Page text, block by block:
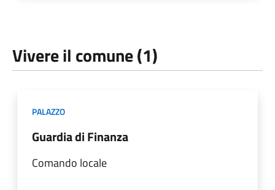
Vivere il comune (1)
PALAZZO
Guardia di Finanza
Comando locale